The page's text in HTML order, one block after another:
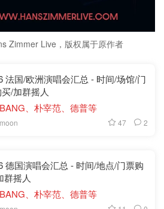
Zimmer Live，版权属于原作者
法国/欧洲演唱会汇总 - 时间/场馆/门
/加群摇人
、朴宰范、德普等
47 2
德国演唱会汇总 - 时间/地点/门票购
群摇人
、朴宰范、德普等